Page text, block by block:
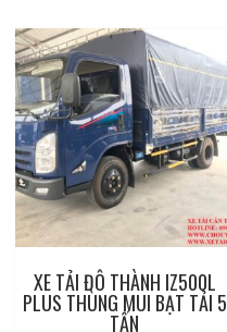
XE TẢI ĐÔ THÀNH IZ500L
PLUS THÙNG MUI BẠT TẢI 5
TẤN